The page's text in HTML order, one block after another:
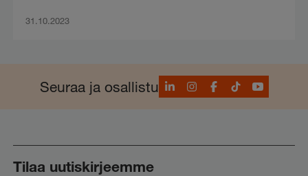
31.10.2023
Seuraa ja osallistuLinkedInInstagram
Facebook
TikTokYouTube
Tilaa uutiskirjeemme